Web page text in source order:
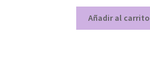
Añadir al carrito